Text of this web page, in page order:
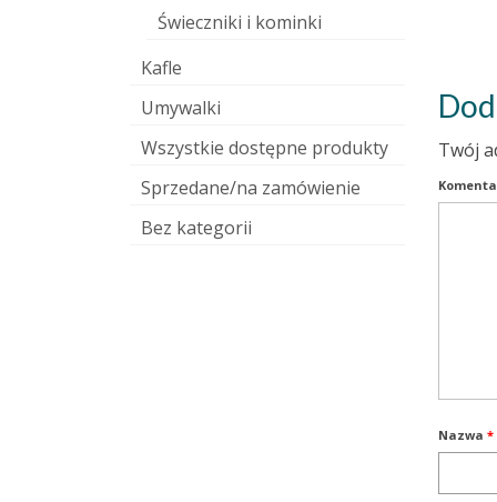
Twój
Nazwa *
Świeczniki i kominki
Kafle
Umywalki
Wszystkie dostępne produkty
Sprzedane/na zamówienie
Bez kategorii